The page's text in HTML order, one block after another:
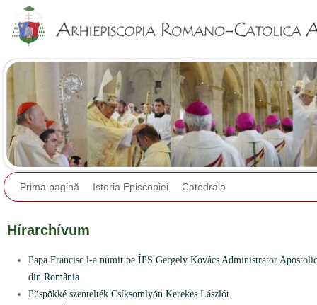
Prima pagină Istoria Episcopiei Catedrala
Hírarchívum
Papa Francisc l-a numit pe ÎPS Gergely Kovács Administrator
din România
Püspökké szentelték Csíksomlyón Kerekes Lászlót